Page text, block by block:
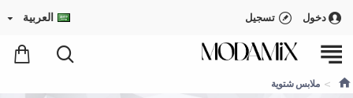
دخول تسجيل العربية
ملابس شتوية